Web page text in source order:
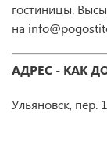
гостиницы.
на
АДРЕС - КАК
Ульяновск, пер.